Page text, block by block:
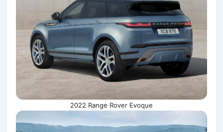
2022 Range Rover Evoque